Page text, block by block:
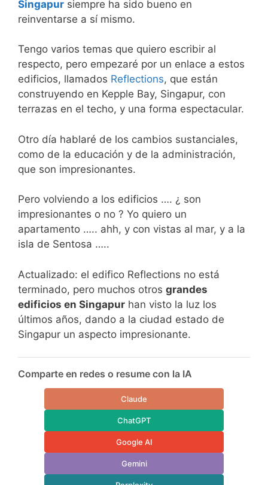
Singapur siempre ha sido bueno en
reinventarse a sí mismo.
Tengo varios temas que quiero escribir al
respecto, pero empezaré por un enlace a estos
edificios, llamados Reflections, que están
construyendo en Kepple Bay, Singapur, con
terrazas en el techo, y una forma espectacular.
Otro día hablaré de los cambios sustanciales,
como de la educación y de la administración,
que son impresionantes.
Pero volviendo a los edificios …. ¿ son
impresionantes o no ? Yo quiero un
apartamento ….. ahh, y con vistas al mar, y a la
isla de Sentosa …..
Actualizado: el edifico Reflections no está
terminado, pero muchos otros grandes
edificios en Singapur han visto la luz los
últimos años, dando a la ciudad estado de
Singapur un aspecto impresionante.
Comparte en redes o resume con la IA
Claude
ChatGPT
Google AI
Gemini